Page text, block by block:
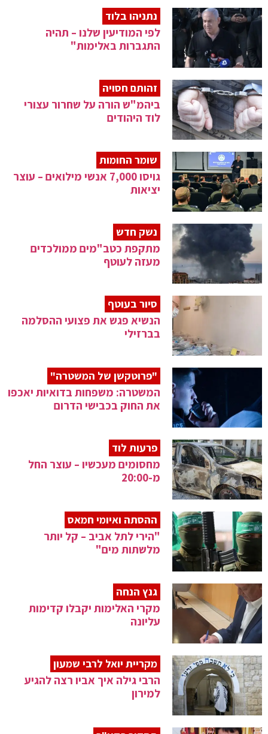
נתניהו בלוד
לפי המודיעין שלנו – תהיה
התגברות באלימות"
זהותם חסויה
ביהמ"ש הורה על שחרור עצורי
לוד היהודים
שומר החומות
גויסו 7,000 אנשי מילואים – עוצר
יציאות
נשק חדש
מתקפת כטב"מים ממולכדים
מעזה לעוטף
סיור בעוטף
הנשיא פגש את פצועי ההסלמה
בברזילי
"פרוטקשן של המשטרה"
המשטרה: משפחות בדואיות יאכפו
את החוק בכבישי הדרום
פרעות לוד
מחסומים מעכשיו – עוצר החל
מ-20:00
ההסתה ואיומי חמאס
"הירי לתל אביב – קל יותר
מלשתות מים"
גנץ הנחה
מקרי האלימות יקבלו קדימות
עליונה
מקריית יואל לרבי שמעון
הרבי גילה איך אביו רצה להגיע
למירון